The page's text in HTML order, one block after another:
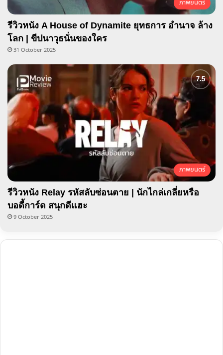
ภาพยนตร์
รีวิวหนัง A House of Dynamite ยุทธการ อำนาจ ล้าง
โลก | ขีปนาวุธนั่นของใคร
31 October 2025
ภาพยนตร์
รีวิวหนัง Relay รหัสลับซ่อนตาย | นักไกล่เกลี่ยหรือ
บอดี้การ์ด สนุกดีแฮะ
9 October 2025